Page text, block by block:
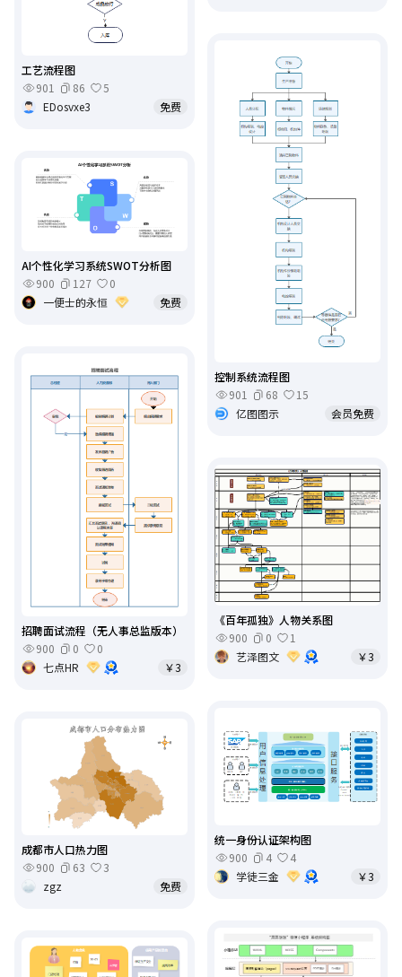
工艺流程图
901
86
5
EDosvxe3
免费
控制系统流程图
901
68
15
亿图图示
会员免费
AI个性化学习系统SWOT分析图
900
127
0
一便士的永恒
免费
招聘面试流程（无人事总监版本）
900
0
0
七点HR
￥3
《百年孤独》人物关系图
900
0
1
艺泽图文
￥3
统一身份认证架构图
900
4
4
学徒三金
￥3
成都市人口热力图
900
63
3
zgz
免费